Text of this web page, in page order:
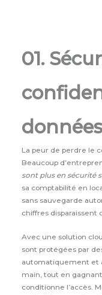
01.
La peur de perdre le
Beaucoup
sont plus en sécurité
sa comptabilité en
sans sauvegarde
chiffres
Avec une solution
sont protégées par
automatiquement et
main, tout en
conditionne l’accès.